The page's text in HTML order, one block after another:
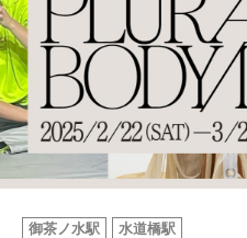
中央線カルチャー
連載
中央線フェス
イベント情報
御茶ノ水駅 水道橋駅